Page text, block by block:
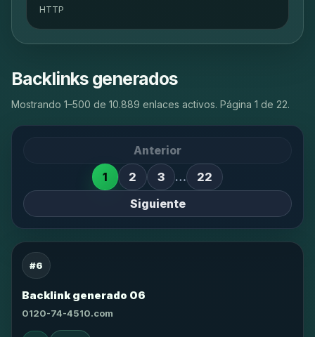
HTTP
Backlinks generados
Mostrando 1–500 de 10.889 enlaces activos. Página 1 de 22.
Anterior
1
2 3 …
22
Siguiente
#6
Backlink generado 06
0120-74-4510.com